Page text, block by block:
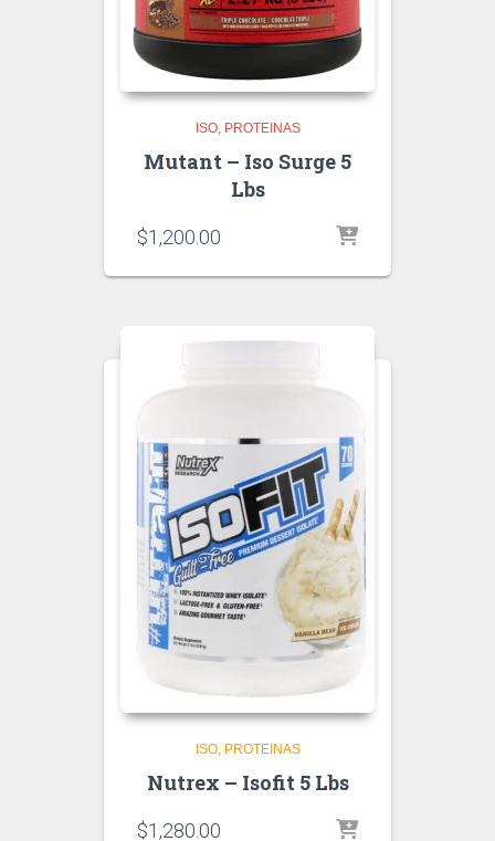
ISO PROTEINAS
Mutant – Iso Surge 5
Lbs
$1,200.00
ISO PROTEINAS
Nutrex – Isofit 5 Lbs
$1,280.00